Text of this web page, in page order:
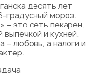
десять лет
градусный мороз.
это сеть пекарен,
и кухней.
– любовь, а налоги и